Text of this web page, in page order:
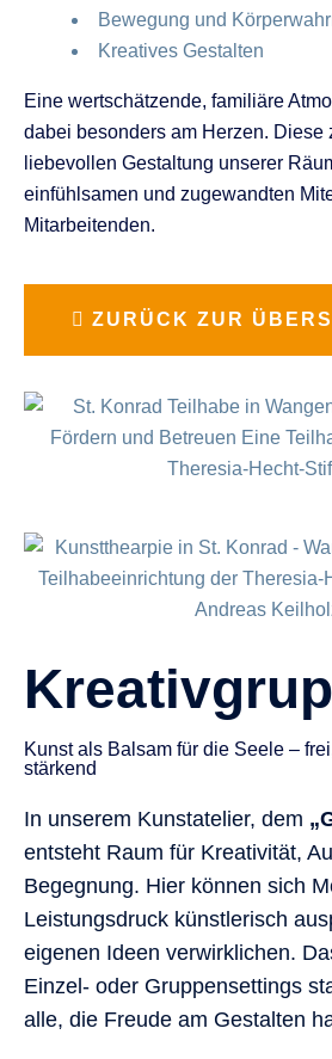
Bewegung und
Kreatives Gestalten
Eine wertschätzende, familiäre
dabei besonders am Herzen. Diese
liebevollen Gestaltung unserer
einfühlsamen und zugewandten
Mitarbeitenden.
ZURÜCK ZUR
Kunst als Balsam für die Seele –
stärkend
In unserem Kunstatelier, dem
entsteht Raum für Kreativität,
Begegnung. Hier können sich
Leistungsdruck künstlerisch
eigenen Ideen verwirklichen.
Einzel- oder Gruppensettings
alle, die Freude am Gestalten